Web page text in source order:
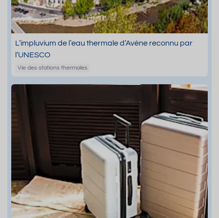
L’impluvium de l’eau thermale d’Avène reconnu par
l’UNESCO
Vie des stations thermales